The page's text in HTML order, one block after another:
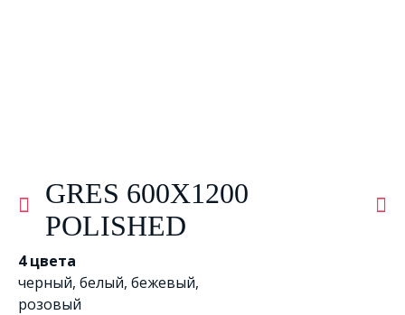
GRES 600X1200
POLISHED
4 цвета
черный, белый, бежевый,
розовый